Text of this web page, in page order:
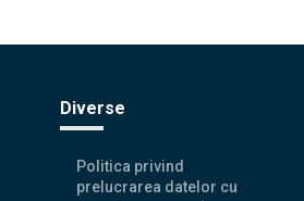
Diverse
Politica privind
prelucrarea datelor cu